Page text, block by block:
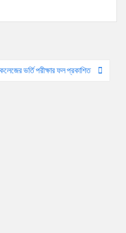
ভর্তি পরীক্ষার ফল প্রকাশিত